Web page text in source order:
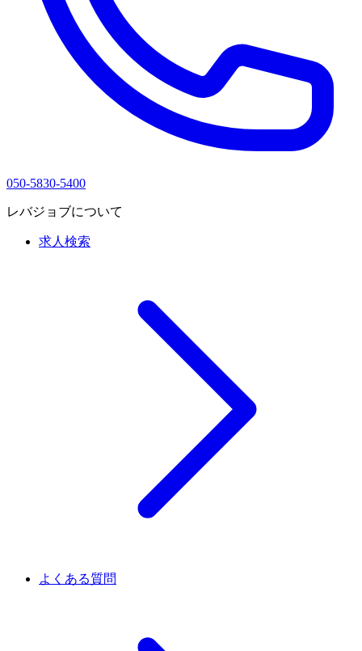
050-5830-5400
レバジョブについて
求人検索
よくある質問